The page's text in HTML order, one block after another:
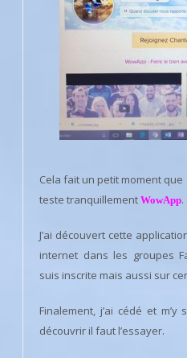
Cela fait un petit moment
teste tranquillement WowApp.
J’ai découvert cette
internet dans les groupes
suis inscrite mais aussi sur
Finalement, j’ai cédé et
découvrir il faut l’essayer.